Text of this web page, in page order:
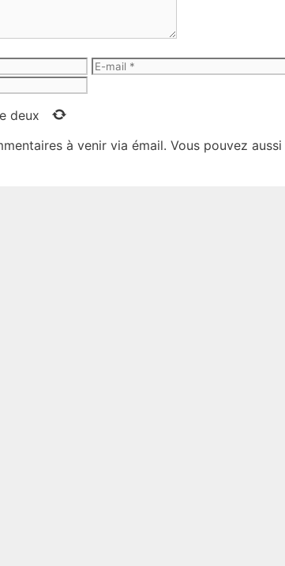
E-
deux
à venir via émail. Vous pouvez aussi